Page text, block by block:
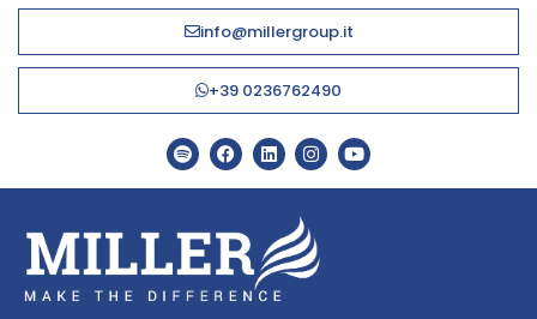
info@millergroup.it
+39 0236762490